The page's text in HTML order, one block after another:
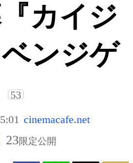
カイジ
ンジゲ
53
cinemacafe.net
23限定公開